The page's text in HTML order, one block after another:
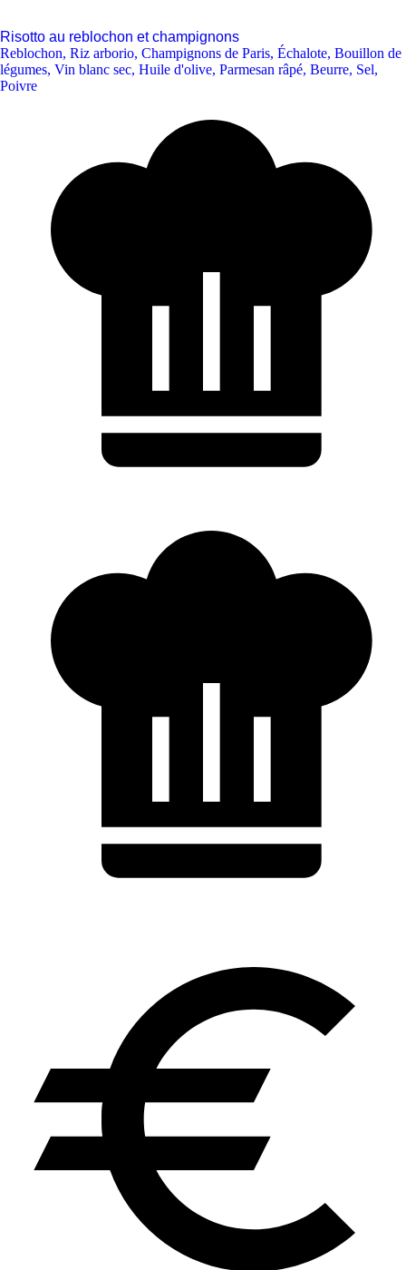
Risotto au reblochon et champignons
Reblochon, Riz arborio, Champignons de Paris, Échalote, Bouillon de
légumes, Vin blanc sec, Huile d'olive, Parmesan râpé, Beurre, Sel,
Poivre